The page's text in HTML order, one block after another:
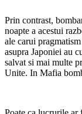
Prin contrast,
noapte a acestui
ale carui
asupra Japoniei au
salvat si mai multe
Unite. In Mafia